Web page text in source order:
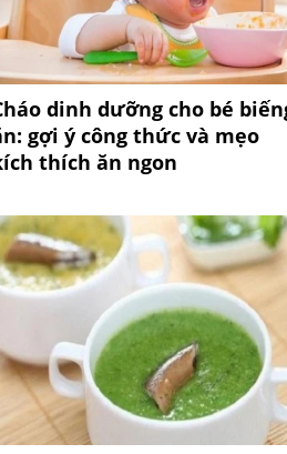
dinh dưỡng cho bé
gợi ý công thức và mẹo
thích ăn ngon